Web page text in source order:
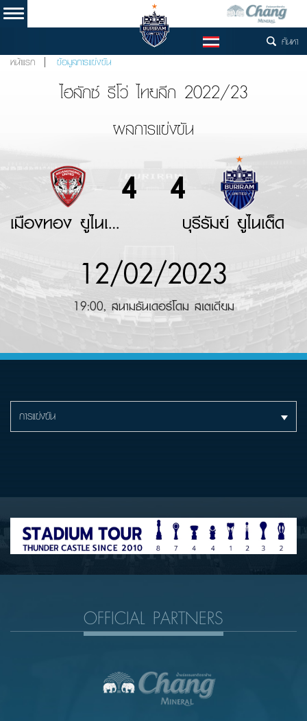
TH
ค้นหา
หน้าแรก
ข้อมูลการแข่งขัน
ไฮลักซ์ รีโว่ ไทยลีก 2022/23
ผลการแข่งขัน
เมืองทอง ยูไนเต็ด
4 4
บุรีรัมย์ ยูไนเต็ด
12/02/2023
19:00, สนามธันเดอร์โดม สเตเดียม
การแข่งขัน
OFFICIAL PARTNERS